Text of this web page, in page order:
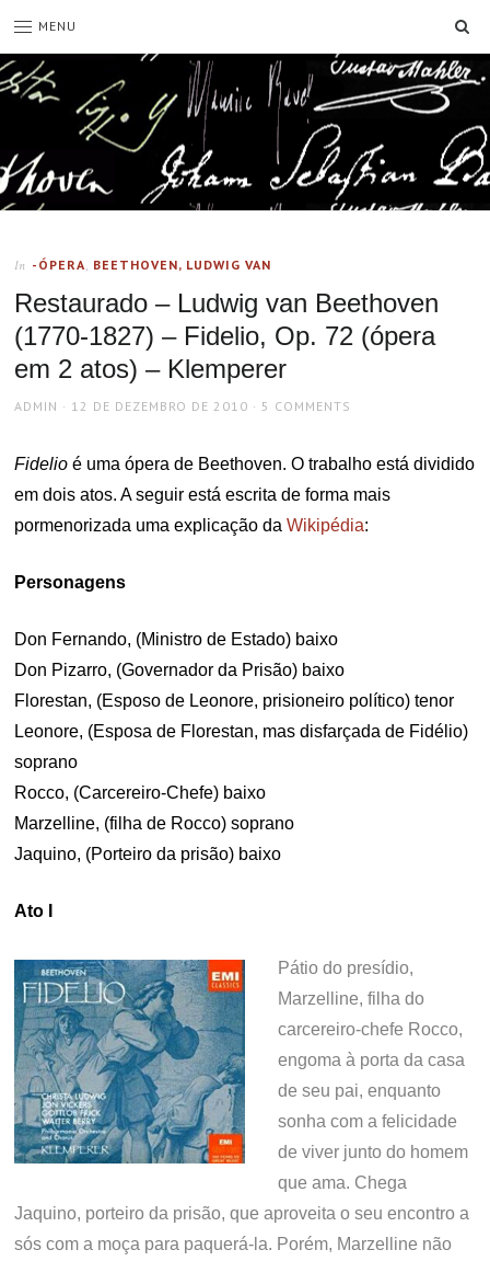
MENU
In -ÓPERA, BEETHOVEN, LUDWIG VAN
Restaurado – Ludwig van Beethoven
(1770-1827) – Fidelio, Op. 72 (ópera
em 2 atos) – Klemperer
AUTHOR
ADMIN
POSTED
12 DE DEZEMBRO DE 2010 5 COMMENTS
Fidelio é uma ópera de Beethoven. O trabalho está dividido
em dois atos. A seguir está escrita de forma mais
pormenorizada uma explicação daWikipédia:
Personagens
Don Fernando, (Ministro de Estado) baixo
Don Pizarro, (Governador da Prisão) baixo
Florestan, (Esposo de Leonore, prisioneiro político) tenor
Leonore, (Esposa de Florestan, mas disfarçada de Fidélio)
soprano
Rocco, (Carcereiro-Chefe) baixo
Marzelline, (filha de Rocco) soprano
Jaquino, (Porteiro da prisão) baixo
Ato I
Pátio do presídio,
Marzelline, filha do
carcereiro-chefe Rocco,
engoma à porta da casa
de seu pai, enquanto
sonha com a felicidade
de viver junto do homem
que ama. Chega
Jaquino, porteiro da prisão, que aproveita o seu encontro a
sós com a moça para paquerá-la. Porém, Marzelline não